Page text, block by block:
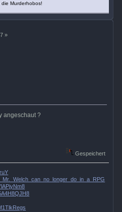
Murderhobos!
»
angeschaut ?
Gespeichert